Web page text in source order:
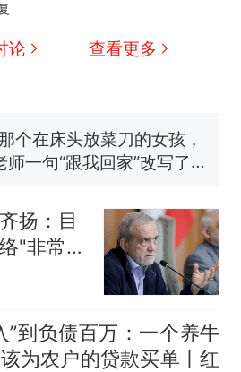
论 查看更多
那个在床头放菜刀的女孩，
师一句“跟我回家”改写了
厨“全国小炒肉大王”称
仅凭视频评出？中国烹饪
应
上山采菌偶然发现鸡枞菌
朵
渔民钓获鲨鱼徒手将其拽
海 目击者直呼震惊 （视频
扬：目
"非常困
”到负债百万：一个养牛
为农户的贷款买单丨红